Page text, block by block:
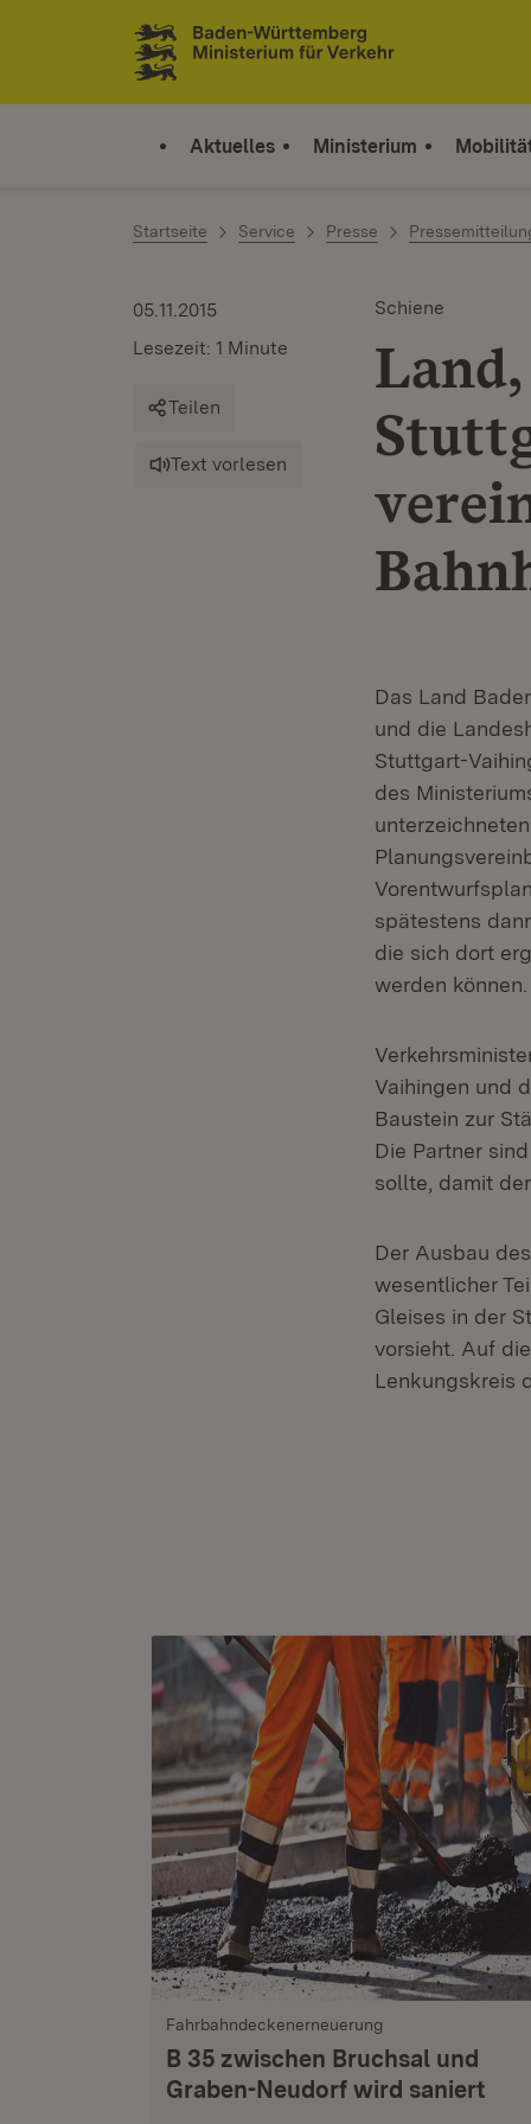
Zum Inhalt springen
Link zur Startseite
Aktuelles Ministerium
Startseite Service Presse
Schiene
05.11.2015
Lesezeit: 1 Minute
Teilen
Text vorlesen
Das Land
und die
Stuttgart-
des
spätestens
die sich dort
werden können.
Vaihingen und
Baustein zur
Die Partner
sollte, damit
Der Ausbau
wesentlicher
Gleises in der
vorsieht. Auf
Lenkungskreis
Fahrbahndeckenerneuerung
B 35 zwischen Bruchsal und
Graben-Neudorf wird saniert